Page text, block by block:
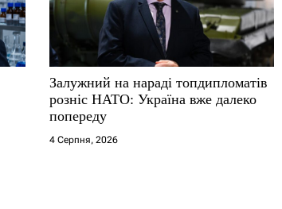
Залужний на нараді топдипломатів
розніс НАТО: Україна вже далеко
попереду
4 Серпня, 2026